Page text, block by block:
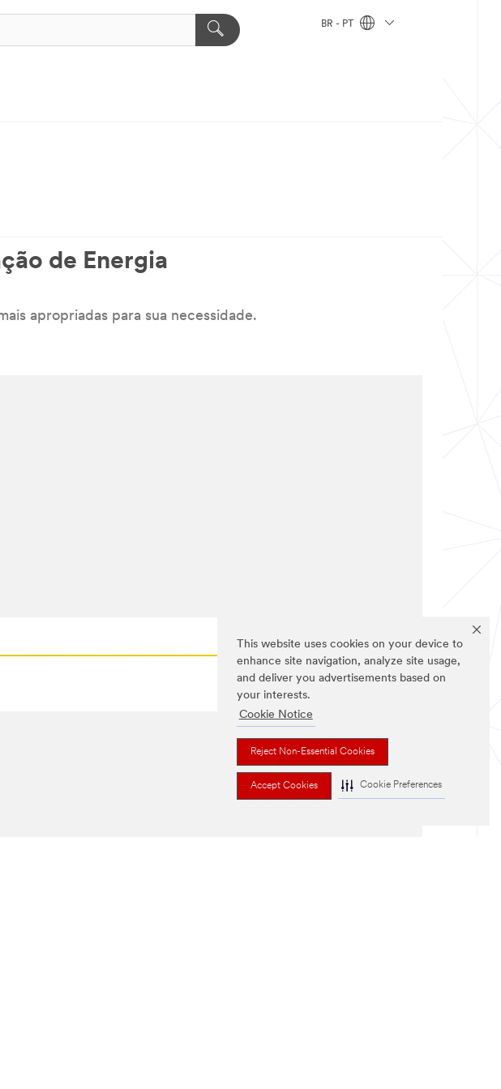
This website uses cookies on your device to
enhance site navigation, analyze site usage,
and deliver you advertisements based on
your interests.
Cookie Notice
Reject Non-Essential Cookies
Accept Cookies Cookie Preferences
BR - PT
de Energia
apropriadas para sua necessidade.